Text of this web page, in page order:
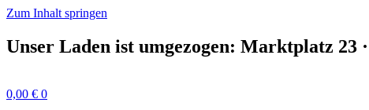
Zum Inhalt springen
Unser Laden ist umgezogen: Marktplatz 23
0,00 € 0